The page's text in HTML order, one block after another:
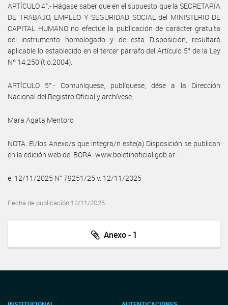
ARTÍCULO 4°.- Hágase saber que en el supuesto que la SECRETARÍA
DE TRABAJO, EMPLEO Y SEGURIDAD SOCIAL del MINISTERIO DE
CAPITAL HUMANO no efectúe la publicación de carácter gratuita
del instrumento homologado y de esta Disposición, resultará
aplicable lo establecido en el tercer párrafo del Artículo 5° de la Ley
Nº 14.250 (t.o.2004).
ARTÍCULO 5°.- Comuníquese, publíquese, dése a la Dirección
Nacional del Registro Oficial y archívese.
Mara Agata Mentoro
NOTA: El/los Anexo/s que integra/n este(a) Disposición se publican
en la edición web del BORA -www.boletinoficial.gob.ar-
e. 12/11/2025 N° 79251/25 v. 12/11/2025
Fecha de publicación 12/11/2025
Anexo - 1